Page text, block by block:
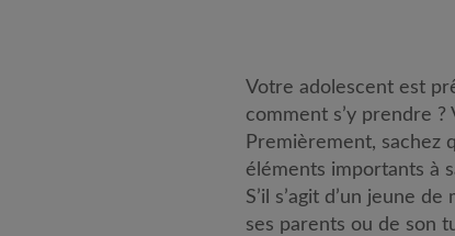
Votre adolescent est
comment s’y prendre
Premièrement, sachez
éléments importants à
S’il s’agit d’un jeune
ses parents ou de son